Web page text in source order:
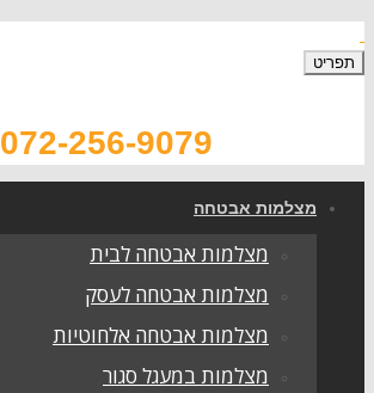
תפריט
072-256-9079
מצלמות אבטחה
מצלמות אבטחה לבית
מצלמות אבטחה לעסק
מצלמות אבטחה אלחוטיות
מצלמות במעגל סגור